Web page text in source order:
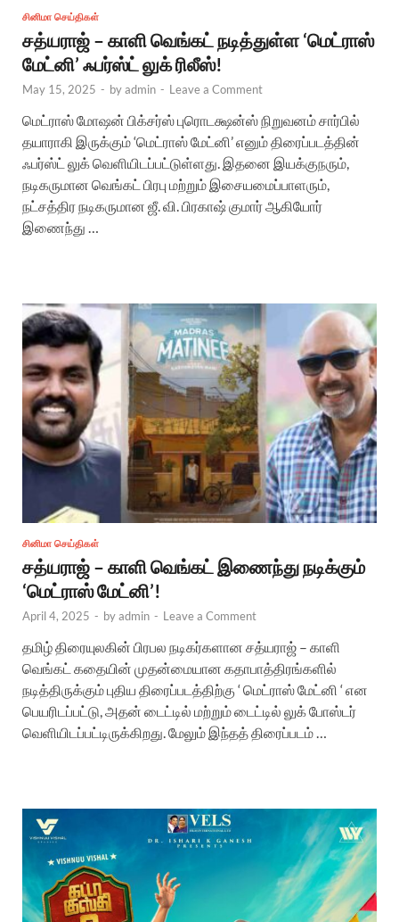
சினிமா செய்திகள்
சத்யராஜ் – காளி வெங்கட் நடித்துள்ள ‘மெட்ராஸ்
மேட்னி’ ஃபர்ஸ்ட் லுக் ரிலீஸ்!
May 15, 2025 - byadmin - Leave a Comment
மெட்ராஸ் மோஷன் பிக்சர்ஸ் புரொடக்ஷன்ஸ் நிறுவனம் சார்பில்
தயாராகி இருக்கும் ‘மெட்ராஸ் மேட்னி’ எனும் திரைப்படத்தின்
ஃபர்ஸ்ட் லுக் வெளியிடப்பட்டுள்ளது. இதனை இயக்குநரும்,
நடிகருமான வெங்கட் பிரபு மற்றும் இசையமைப்பாளரும்,
நட்சத்திர நடிகருமான ஜீ. வி. பிரகாஷ் குமார் ஆகியோர்
இணைந்து …
சினிமா செய்திகள்
சத்யராஜ் – காளி வெங்கட் இணைந்து நடிக்கும்
‘மெட்ராஸ் மேட்னி’!
April 4, 2025 - byadmin - Leave a Comment
தமிழ் திரையுலகின் பிரபல நடிகர்களான சத்யராஜ் – காளி
வெங்கட் கதையின் முதன்மையான கதாபாத்திரங்களில்
நடித்திருக்கும் புதிய திரைப்படத்திற்கு ‘ மெட்ராஸ் மேட்னி ‘ என
பெயரிடப்பட்டு, அதன் டைட்டில் மற்றும் டைட்டில் லுக் போஸ்டர்
வெளியிடப்பட்டிருக்கிறது. மேலும் இந்தத் திரைப்படம் …